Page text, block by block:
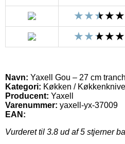
Navn: Yaxell Gou – 27 cm
Kategori: Køkken / Køkkenknive
Producent: Yaxell
Varenummer: yaxell-yx-37009
EAN:
Vurderet til 3.8 ud af 5 stjerner